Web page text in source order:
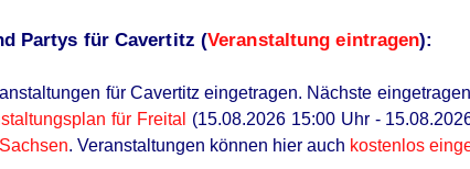
Partys für Cavertitz (Veranstaltung eintragen):
für Cavertitz eingetragen. Nächste
für Freital
(15.08.2026 15:00 Uhr -
. Veranstaltungen können hier auch kostenlos